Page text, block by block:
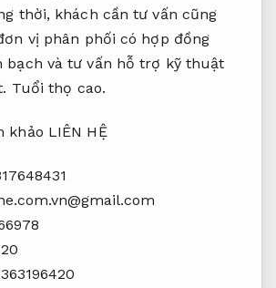
thời, khách cần tư vấn cũng
vị phân phối có hợp đồng
bạch và tư vấn hỗ trợ kỹ thuật
Tuổi thọ cao.
khảo LIÊN HỆ